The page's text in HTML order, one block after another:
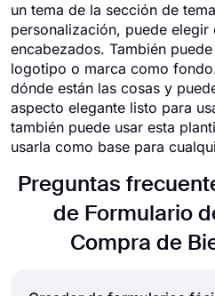
un tema de la sección de
personalización, puede
encabezados. También
logotipo o marca como
dónde están las cosas y
aspecto elegante listo para
también puede usar esta
usarla como base para
Preguntas
de Formulario
Compra de